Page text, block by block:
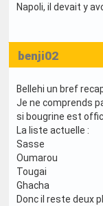
Napoli, il devait y
benji02
Bellehi un bref
Je ne comprends
si bougrine est
La liste actuelle :
Sasse
Oumarou
Tougai
Ghacha
Donc il reste deux